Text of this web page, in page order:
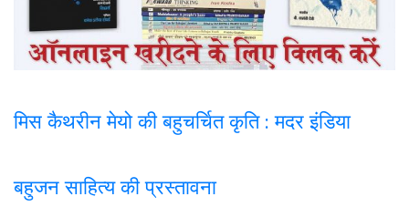
मिस कैथरीन मेयो की बहुचर्चित कृति : मदर इंडिया
बहुजन साहित्य की प्रस्तावना